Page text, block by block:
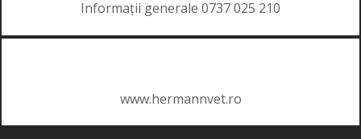
Informații generale 0737 025 210
www.hermannvet.ro